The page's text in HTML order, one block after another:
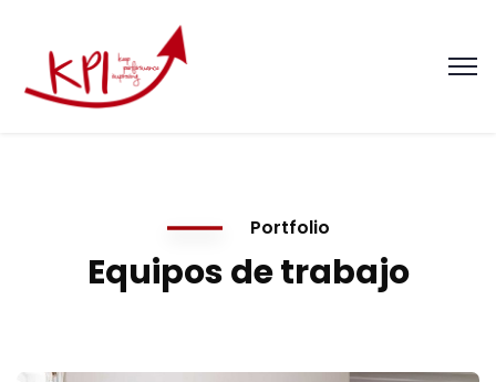
Portfolio
Equipos de trabajo